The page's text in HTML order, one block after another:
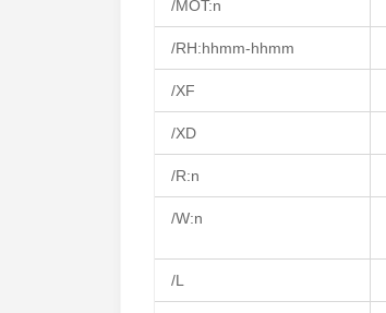
/MOT:n
/RH:hhmm-hhmm
/XF
/XD
/R:n
/W:n
/L